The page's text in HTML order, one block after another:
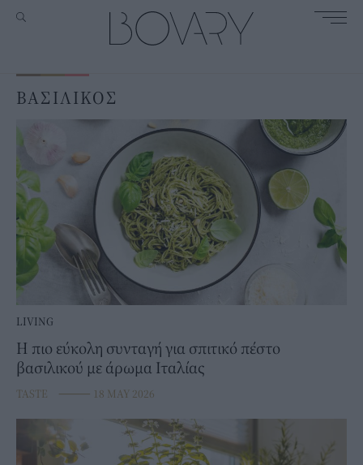
ΒΑΣΙΛΙΚΟΣ
LIVING
Η πιο εύκολη συνταγή για σπιτικό πέστο
βασιλικού με άρωμα Ιταλίας
TASTE ⸻ 18 MAY 2026